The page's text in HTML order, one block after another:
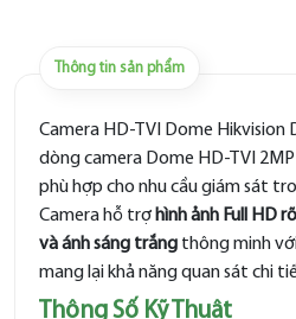
Thông tin sản phẩm
Camera HD-TVI Dome Hikvision
dòng camera Dome HD-TVI
phù hợp cho nhu cầu giám sát
Camera hỗ trợ hình ảnh Full HD
và ánh sáng trắng thông minh
mang lại khả năng quan sát chi
Thông Số Kỹ Thuật